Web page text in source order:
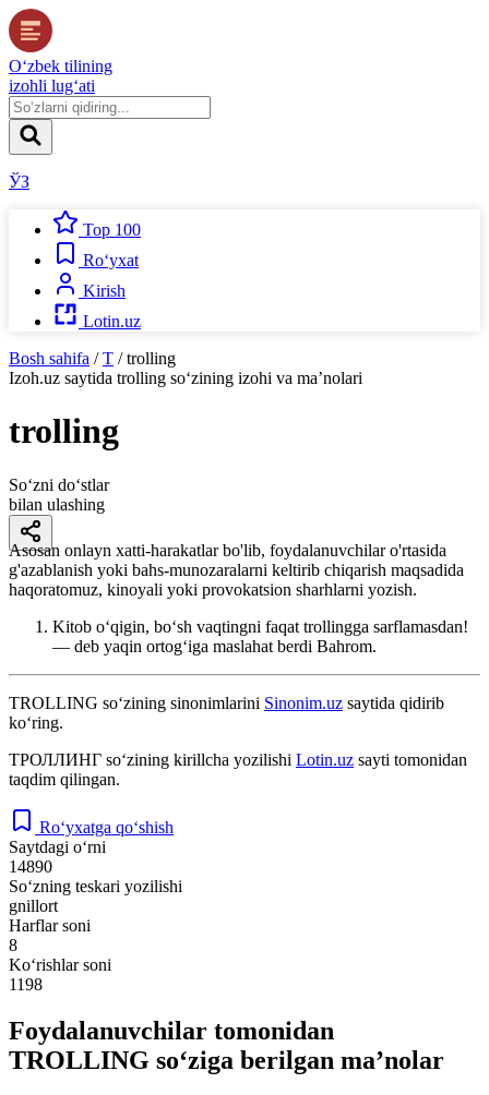
O‘zbek tilining
izohli lug‘ati
ЎЗ
Top 100
Ro‘yxat
Kirish
Lotin.uz
Bosh sahifa / T / trolling
Izoh.uz saytida trolling so‘zining izohi va ma’nolari
trolling
So‘zni do‘stlar
bilan ulashing
Asosan onlayn xatti-harakatlar bo'lib, foydalanuvchilar o'rtasida
g'azablanish yoki bahs-munozaralarni keltirib chiqarish maqsadida
haqoratomuz, kinoyali yoki provokatsion sharhlarni yozish.
Kitob o‘qigin, bo‘sh vaqtingni faqat trollingga sarflamasdan!
— deb yaqin ortog‘iga maslahat berdi Bahrom.
TROLLING so‘zining sinonimlarini Sinonim.uz saytida qidirib
ko‘ring.
ТРОЛЛИНГ so‘zining kirillcha yozilishi Lotin.uz sayti tomonidan
taqdim qilingan.
Ro‘yxatga qo‘shish
Saytdagi o‘rni
14890
So‘zning teskari yozilishi
gnillort
Harflar soni
8
Ko‘rishlar soni
1198
Foydalanuvchilar tomonidan
TROLLING so‘ziga berilgan ma’nolar